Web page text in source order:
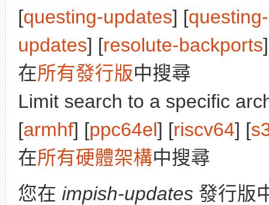
[questing-updates] [
updates] [resolute-backports
在所有發行版中搜尋
Limit search to a specific
[armhf] [ppc64el] [riscv64] [
在所有硬體架構中搜尋
您在 impish-updates 發行版